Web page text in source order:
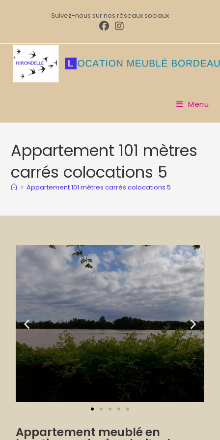
Suivez-nous sur nos réseaux sociaux
Menu
Appartement 101 mètres
carrés colocations 5
> Appartement 101 mètres carrés colocations 5
Appartement meublé en